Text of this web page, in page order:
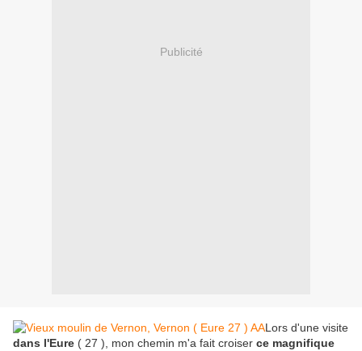
Publicité
Lors d'une visite
dans l'Eure ( 27 ), mon chemin m'a fait croiser ce magnifique